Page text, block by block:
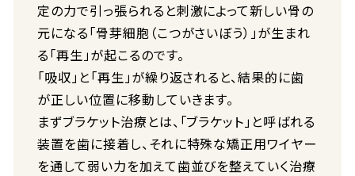
定の力で引っ張られると刺激によって新しい骨の
元になる「骨芽細胞（こつがさいぼう）」が生まれ
る「再生」が起こるのです。
「吸収」と「再生」が繰り返されると、結果的に歯
が正しい位置に移動していきます。
まずブラケット治療とは、「ブラケット」と呼ばれる
装置を歯に接着し、それに特殊な矯正用ワイヤー
を通して弱い力を加えて歯並びを整えていく治療